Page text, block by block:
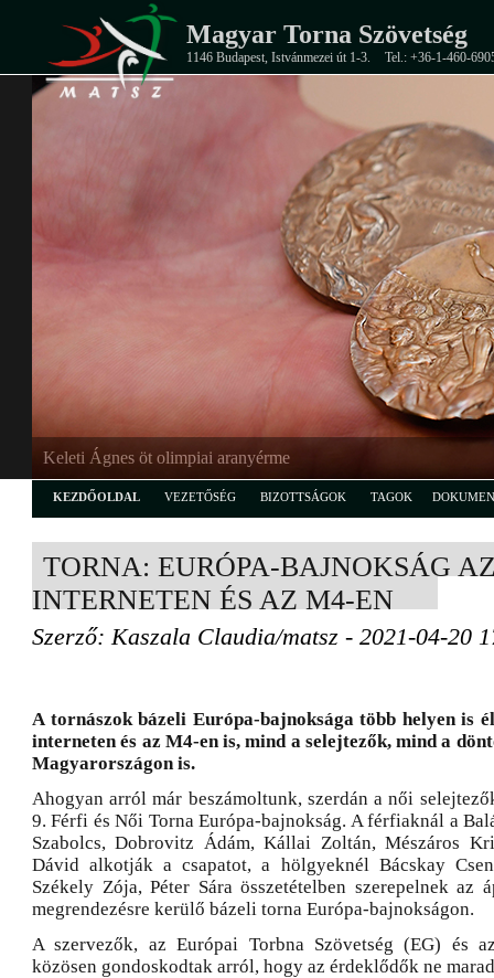
Magyar Torna Szövetség
1146 Budapest, Istvánmezei út 1-3. Tel.: +36-1-460-
EB-ezüstérmes junior férfi csapat
KEZDŐOLDAL VEZETŐSÉG BIZOTTSÁGOK TAGOK
TORNA: EURÓPA-BAJNOKSÁG
INTERNETEN ÉS AZ M4-EN
Szerző: Kaszala Claudia/matsz - 2021-04-20
A tornászok bázeli Európa-bajnoksága több helyen is
interneten és az M4-en is, mind a selejtezők, mind a
Magyarországon is.
Ahogyan arról már beszámoltunk, szerdán a női
9. Férfi és Női Torna Európa-bajnokság. A férfiaknál a
Szabolcs, Dobrovitz Ádám, Kállai Zoltán, Mészáros
Dávid alkotják a csapatot, a hölgyeknél Bácskay
Székely Zója, Péter Sára összetételben szerepelnek az
megrendezésre kerülő bázeli torna Európa-bajnokságon.
A szervezők, az Európai Torbna Szövetség (EG) és
közösen gondoskodtak arról, hogy az érdeklődők ne